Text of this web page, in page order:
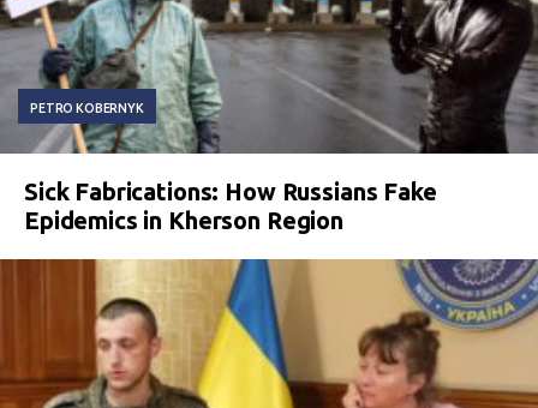
PETRO KOBERNYK
Sick Fabrications: How Russians Fake
Epidemics in Kherson Region